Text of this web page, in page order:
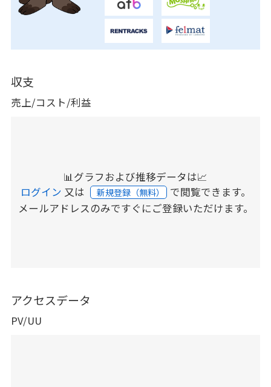
収支
売上/コスト/利益
📊グラフおよび推移データは📈
ログイン 又は 新規登録（無料） で閲覧できます。
メールアドレスのみですぐにご登録いただけます。
アクセスデータ
PV/UU